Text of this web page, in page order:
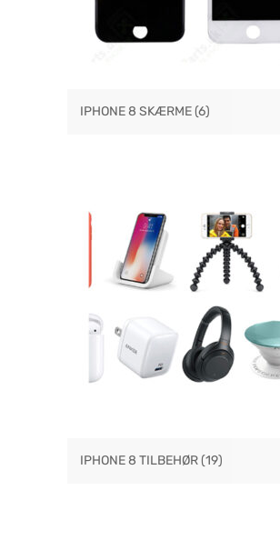
IPHONE 8 SKÆRME(6)
IPHONE 8 TILBEHØR(19)